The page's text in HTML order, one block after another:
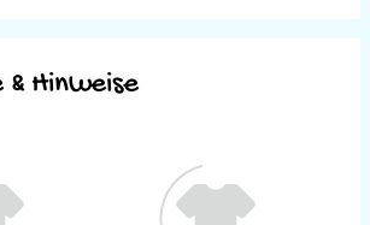
Hinweise